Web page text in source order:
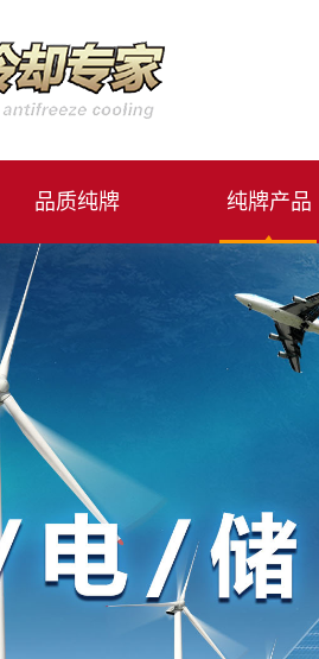
品质纯牌 纯牌产品